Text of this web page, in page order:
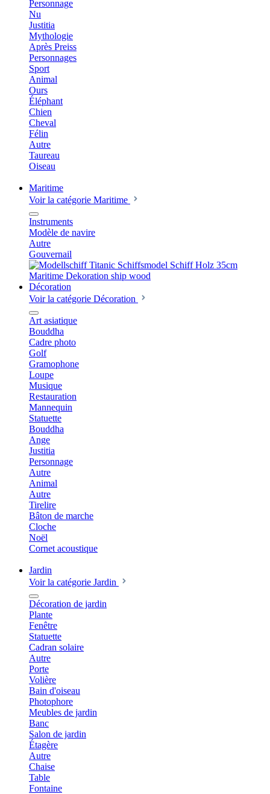
Personnage
Nu
Justitia
Mythologie
Après Preiss
Personnages
Sport
Animal
Ours
Éléphant
Chien
Cheval
Félin
Autre
Taureau
Oiseau
Maritime
Voir la catégorie Maritime
Instruments
Modèle de navire
Autre
Gouvernail
Décoration
Voir la catégorie Décoration
Art asiatique
Bouddha
Cadre photo
Golf
Gramophone
Loupe
Musique
Restauration
Mannequin
Statuette
Bouddha
Ange
Justitia
Personnage
Autre
Animal
Autre
Tirelire
Bâton de marche
Cloche
Noël
Cornet acoustique
Jardin
Voir la catégorie Jardin
Décoration de jardin
Plante
Fenêtre
Statuette
Cadran solaire
Autre
Porte
Volière
Bain d'oiseau
Photophore
Meubles de jardin
Banc
Salon de jardin
Étagère
Autre
Chaise
Table
Fontaine